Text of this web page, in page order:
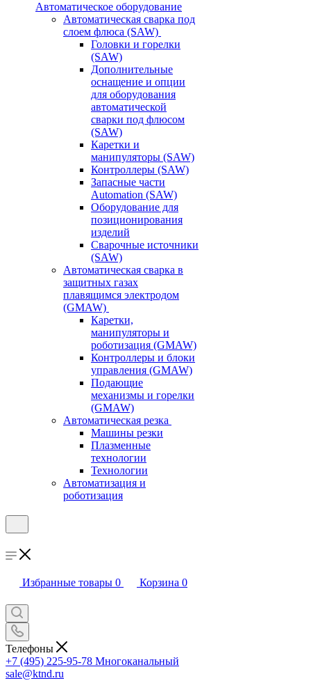
Автоматическое оборудование
Автоматическая сварка под
слоем флюса (SAW)
Головки и горелки
(SAW)
Дополнительные
оснащение и опции
для оборудования
автоматической
сварки под флюсом
(SAW)
Каретки и
манипуляторы (SAW)
Контроллеры (SAW)
Запасные части
Automation (SAW)
Оборудование для
позиционирования
изделий
Сварочные источники
(SAW)
Автоматическая сварка в
защитных газах
плавящимся электродом
(GMAW)
Каретки,
манипуляторы и
роботизация (GMAW)
Контроллеры и блоки
управления (GMAW)
Подающие
механизмы и горелки
(GMAW)
Автоматическая резка
Машины резки
Плазменные
технологии
Технологии
Автоматизация и
роботизация
Избранные товары 0 Корзина 0
Телефоны
+7 (495) 225-95-78 Многоканальный
sale@ktnd.ru